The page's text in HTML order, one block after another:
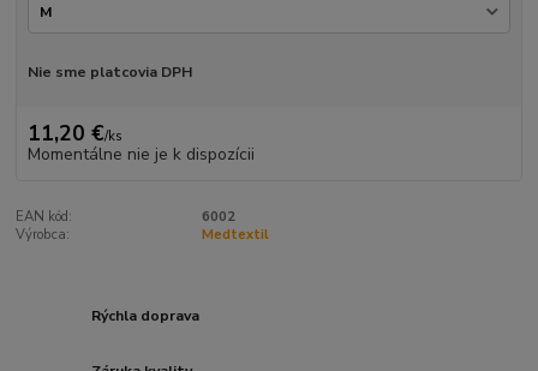
Nie sme platcovia DPH
11,20 €/ks
Momentálne nie je k dispozícii
EAN kód:
6002
Výrobca:
Medtextil
Rýchla doprava